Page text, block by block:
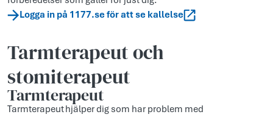
Logga in på 1177.se för att se kallelse
Tarmterapeut och
stomiterapeut
Tarmterapeut
Tarmterapeut hjälper dig som har problem med